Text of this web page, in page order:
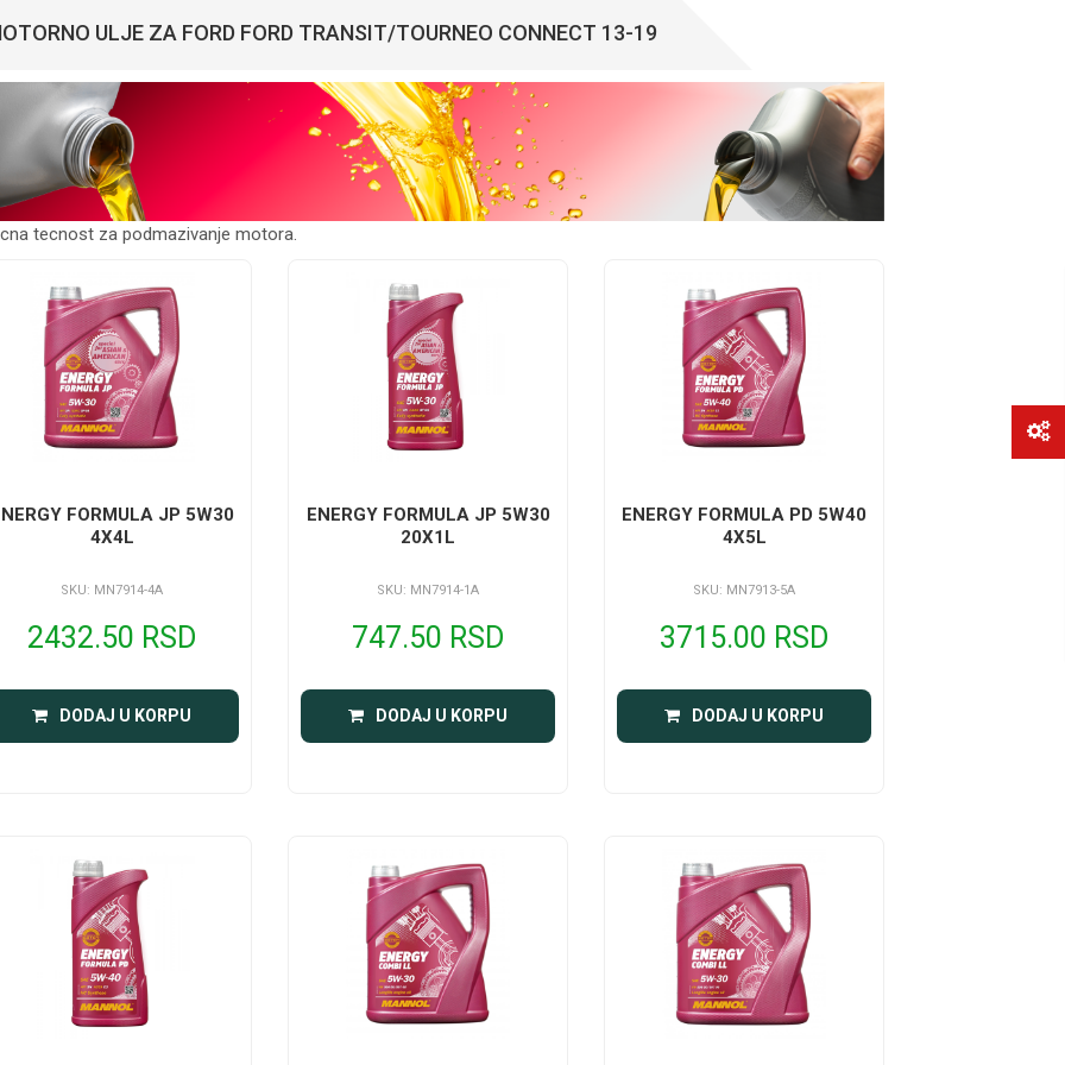
ULJE ZA FORD FORD TRANSIT/TOURNEO CONNECT 13-19
tecnost za podmazivanje motora.
FORMULA JP 5W30
4X4L
SKU: MN7914-4A
2432.50 RSD
DODAJ U KORPU
ENERGY FORMULA JP 5W30
20X1L
SKU: MN7914-1A
747.50 RSD
DODAJ U KORPU
ENERGY FORMULA PD 5W40
4X5L
SKU: MN7913-5A
3715.00 RSD
DODAJ U KORPU